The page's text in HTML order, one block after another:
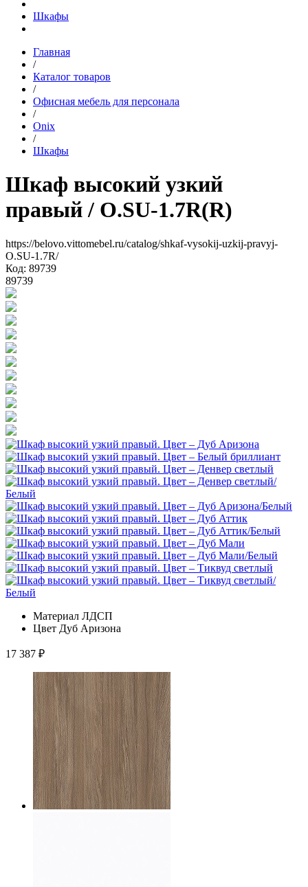
Шкафы
Главная
/
Каталог товаров
/
Офисная мебель для персонала
/
Onix
/
Шкафы
Шкаф высокий узкий
правый / O.SU-1.7R(R)
https://belovo.vittomebel.ru/catalog/shkaf-vysokij-uzkij-pravyj-
O.SU-1.7R/
Код: 89739
89739
Материал ЛДСП
Цвет Дуб Аризона
17 387 ₽